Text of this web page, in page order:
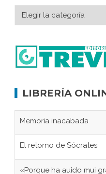
LIBRERÍA
Memoria inacabada
El retorno de Sócrates
«Porque ha auido mui